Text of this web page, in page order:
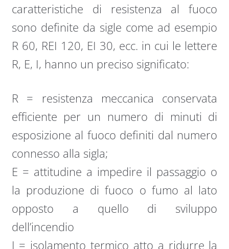
caratteristiche di resistenza al fuoco
sono definite da sigle come ad esempio
R 60, REI 120, EI 30, ecc. in cui le lettere
R, E, I, hanno un preciso significato:
R = resistenza meccanica conservata
efficiente per un numero di minuti di
esposizione al fuoco definiti dal numero
connesso alla sigla;
E = attitudine a impedire il passaggio o
la produzione di fuoco o fumo al lato
opposto a quello di sviluppo
dell’incendio
I = isolamento termico atto a ridurre la